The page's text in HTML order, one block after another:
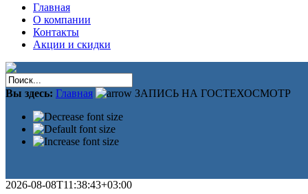
Главная
О компании
Контакты
Акции и скидки
Вы здесь: Главная ЗАПИСЬ НА ГОСТЕХОСМОТР
2026-08-08T11:38:43+03:00